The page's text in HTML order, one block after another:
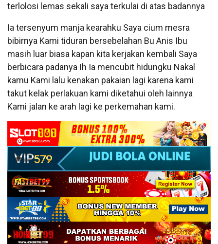
terlolosi lemas sekali saya terkulai di atas badannya
Ia tersenyum manja kearahku Saya cium mesra
bibirnya Kami tiduran bersebelahan Bu Anis Ibu
masih luar biasa kapan kita kerjakan kembali Saya
berbicara padanya Ih Ia mencubit hidungku Nakal
kamu Kami lalu kenakan pakaian lagi karena kami
takut kelak perlakuan kami diketahui oleh lainnya
Kami jalan ke arah lagi ke perkemahan kami.